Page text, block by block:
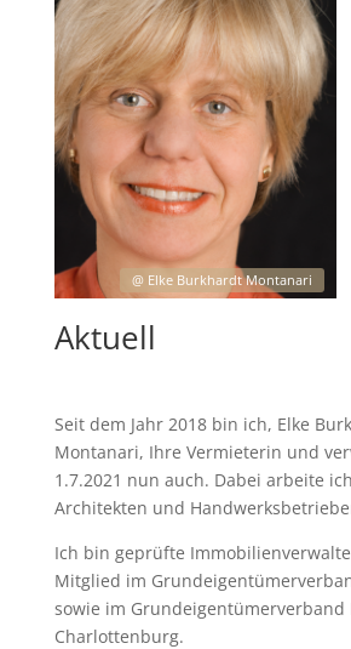
Aktuell
Seit dem Jahr 2018 bin ich, Elke
Montanari, Ihre Vermieterin und
1.7.2021 nun auch. Dabei arbeite
Architekten und
Ich bin geprüfte
Mitglied im
sowie im Grundeigentümerverband
Charlottenburg.